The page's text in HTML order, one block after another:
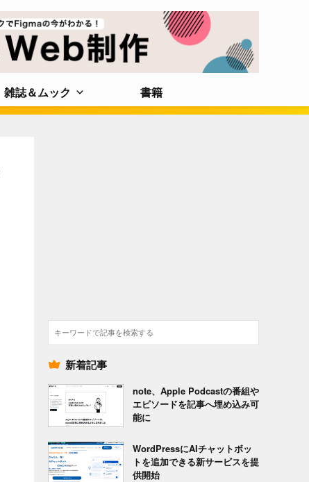
雑誌＆ムック 書籍
検
索
新着記事
note、Apple Podcastの番組や
エピソードを記事へ埋め込み可
能に
WordPressにAIチャットボッ
トを追加できる新サービスを提
供開始